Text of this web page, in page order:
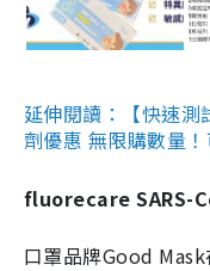
延伸閱讀：【快速
劑優惠 無限購數量
fluorecare SARS-
口罩品牌Good